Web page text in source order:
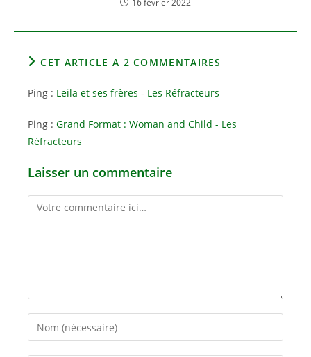
16 février 2022
CET ARTICLE A 2 COMMENTAIRES
Ping : Leila et ses frères - Les Réfracteurs
Ping : Grand Format : Woman and Child - Les
Réfracteurs
Laisser un commentaire
Comment
Enter
your